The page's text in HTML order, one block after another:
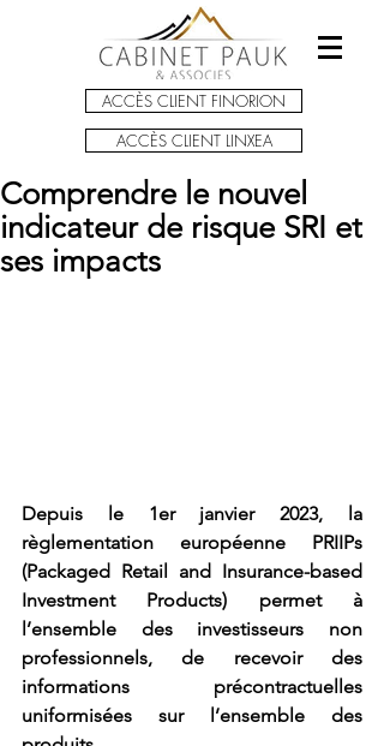
ACCÈS CLIENT FINORION
ACCÈS CLIENT LINXEA
Comprendre le nouvel
indicateur de risque SRI et
ses impacts
Depuis le 1er janvier 2023, la
règlementation européenne PRIIPs
(Packaged Retail and Insurance-based
Investment Products) permet à
l’ensemble des investisseurs non
professionnels, de recevoir des
informations précontractuelles
uniformisées sur l’ensemble des